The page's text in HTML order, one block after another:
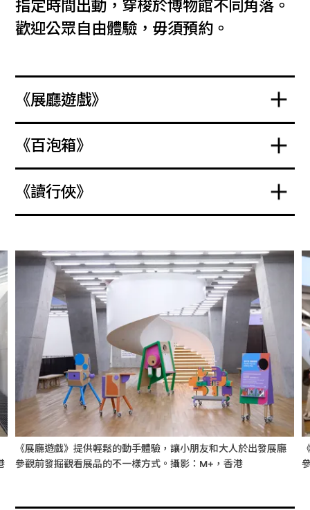
指定時間出動，穿梭於博物館不同角落。
歡迎公眾自由體驗，毋須預約。
《展廳遊戲》
《百泡箱》
《讀行俠》
《展廳遊戲》提供輕鬆的動手體驗，讓小朋友和大人於出發展廳
參觀前發掘觀看展品的不一樣方式。攝影：M+，香港